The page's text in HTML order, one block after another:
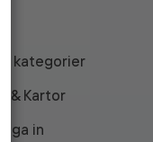
kategorier
& Kartor
in